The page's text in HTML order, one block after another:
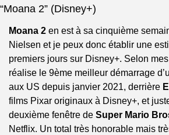
“Moana 2” (Disney+)
Moana 2 en est à sa cinquième
Nielsen et je peux donc établir une
premiers jours sur Disney+. Selon
réalise le 9ème meilleur démarrage
aux US depuis janvier 2021, derrière
films Pixar originaux à Disney+, et
deuxième fenêtre de Super Mario
Netflix. Un total très honorable mais